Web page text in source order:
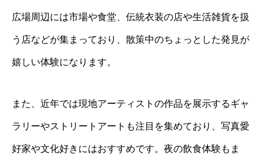
広場周辺には市場や食堂、伝統衣装の店や生活雑貨を扱
う店などが集まっており、散策中のちょっとした発見が
嬉しい体験になります。
また、近年では現地アーティストの作品を展示するギャ
ラリーやストリートアートも注目を集めており、写真愛
好家や文化好きにはおすすめです。夜の飲食体験もま